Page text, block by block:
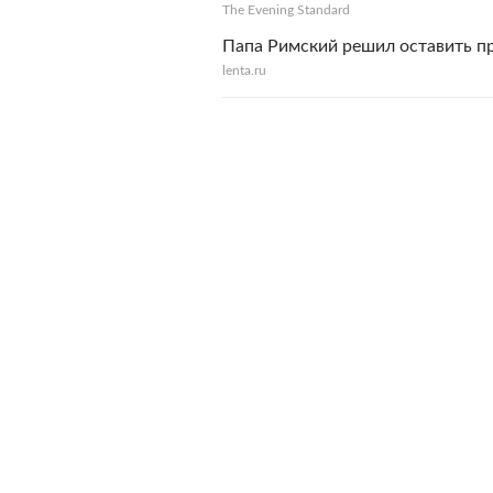
The Evening Standard
Папа Римский решил оставить
lenta.ru